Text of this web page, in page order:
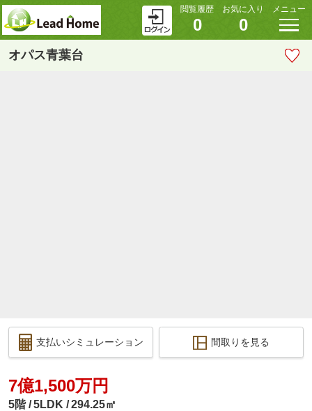
閲覧履歴
0
お気に入り
0
メニュー
オパス青葉台
支払いシミュレーション 間取りを見る
7億1,500万円
5階 5LDK 294.25㎡